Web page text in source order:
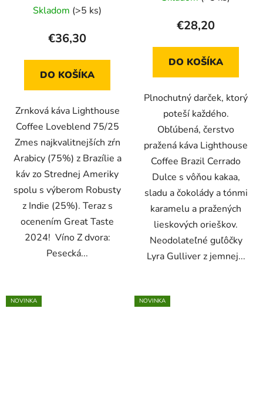
Skladom (>5 ks)
€36,30
DO KOŠÍKA
Zrnková káva Lighthouse
Coffee Loveblend 75/25
Zmes najkvalitnejších zŕn
Arabicy (75%) z Brazílie a
káv zo Strednej Ameriky
spolu s výberom Robusty
z Indie (25%). Teraz s
ocenením Great Taste
2024! Víno Z dvora:
Pesecká...
€28,20
DO KOŠÍKA
Plnochutný darček, ktorý
poteší každého.
Obľúbená, čerstvo
pražená káva Lighthouse
Coffee Brazil Cerrado
Dulce s vôňou kakaa,
sladu a čokolády a tónmi
karamelu a pražených
lieskových orieškov.
Neodolateľné guľôčky
Lyra Gulliver z jemnej...
NOVINKA NOVINKA